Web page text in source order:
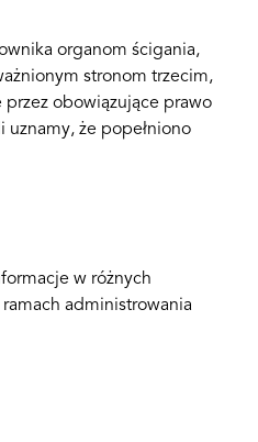
organom ścigania,
stronom trzecim,
obowiązujące prawo
uznamy, że popełniono
w różnych
administrowania